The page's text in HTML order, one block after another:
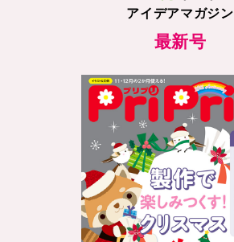
アイデアマガジン
最新号